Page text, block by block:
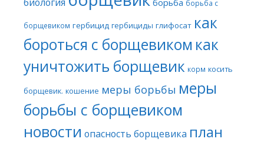
борьба с
борщевиком гербицид гербициды глифосат как
бороться с борщевиком как
уничтожить борщевик корм косить
борщевик. кошение меры борьбы меры
борьбы с борщевиком
новости опасность борщевика план